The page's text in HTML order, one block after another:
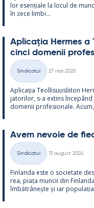
lor esențiale la locul de
în zece limbi...
Aplicația Her­mes a
cinci do­me­nii
Categorii
Sindicatul
27 mai 2025
Aplicația Teol­li­suus­lii­ton
ja­to­ri­lor, s-a ex­tins
do­me­nii pro­fe­sio­nale.
Avem ne­voie de
Categorii
Sindicatul
13 august 2024
Fin­landa este o socie­tate
rea, piața muncii din
îmbătrâ­nește și iar